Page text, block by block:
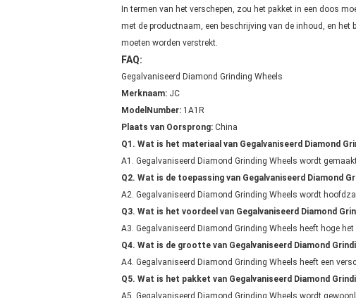
In termen van het verschepen, zou het pakket in een doos
met de productnaam, een beschrijving van de inhoud, en
moeten worden verstrekt.
FAQ:
Gegalvaniseerd Diamond Grinding Wheels
Merknaam: JC
ModelNumber: 1A1R
Plaats van Oorsprong: China
Q1. Wat is het materiaal van Gegalvaniseerd Diamond
A1. Gegalvaniseerd Diamond Grinding Wheels wordt
Q2. Wat is de toepassing van Gegalvaniseerd Diamond
A2. Gegalvaniseerd Diamond Grinding Wheels wordt
Q3. Wat is het voordeel van Gegalvaniseerd Diamond
A3. Gegalvaniseerd Diamond Grinding Wheels heeft hoge
Q4. Wat is de grootte van Gegalvaniseerd Diamond
A4. Gegalvaniseerd Diamond Grinding Wheels heeft een
Q5. Wat is het pakket van Gegalvaniseerd Diamond
A5. Gegalvaniseerd Diamond Grinding Wheels wordt